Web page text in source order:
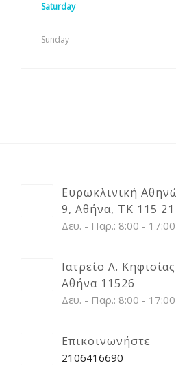
Saturday
Sunday
Ευρωκλινική
9, Αθήνα, ΤΚ 115 21
Δευ. - Παρ.: 8:00 - 17:00
Ιατρείο Λ.
Αθήνα 11526
Δευ. - Παρ.: 8:00 - 17:00
Επικοινωνήστε
2106416690